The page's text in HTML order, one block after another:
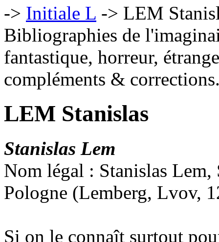
Initiale L
LEM
Bibliographies de
fantastique, horreur,
compléments &
LEM Stanislas
Stanislas Lem
Nom légal : Stanislas Lem,
Pologne (Lemberg, Lvov,
Si on le connaît surtout